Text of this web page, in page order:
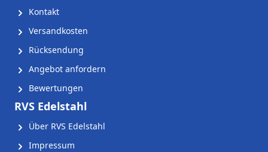
Kontakt
Versandkosten
Rücksendung
Angebot anfordern
Bewertungen
RVS Edelstahl
Über RVS Edelstahl
Impressum